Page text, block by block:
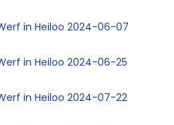
in Heiloo 2024-06-07
in Heiloo 2024-06-25
in Heiloo 2024-07-22